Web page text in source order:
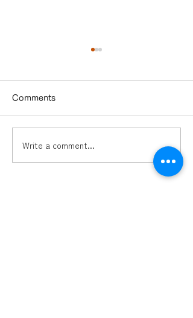
ドローンビジネス「オセ
ロの四隅」とは？ ―ドロ
Comments
Write a comment...